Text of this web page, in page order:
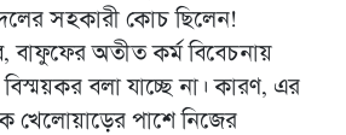
সহকারী কোচ ছিলেন!
বাফুফের অতীত কর্ম বিবেচনায়
বলা যাচ্ছে না। কারণ, এর
খেলোয়াড়ের পাশে নিজের